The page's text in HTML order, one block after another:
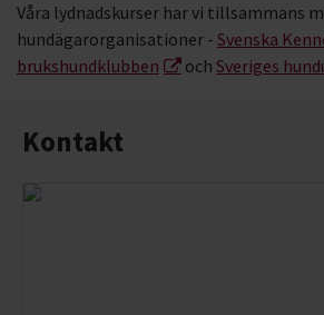
Våra lydnadskurser har vi tillsammans
hundägarorganisationer - Svenska
brukshundklubben
och Sveriges
Kontakt